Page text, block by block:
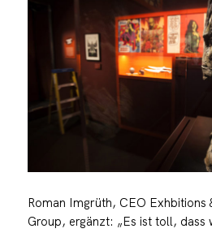
Roman Imgrüth, CEO Exhbitions
Group, ergänzt: „Es ist toll, dass